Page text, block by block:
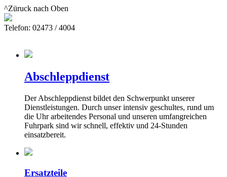
^Züruck nach Oben
Telefon: 02473 / 4004
Abschleppdienst
Der Abschleppdienst bildet den Schwerpunkt unserer
Dienstleistungen. Durch unser intensiv geschultes, rund um
die Uhr arbeitendes Personal und unseren umfangreichen
Fuhrpark sind wir schnell, effektiv und 24-Stunden
einsatzbereit.
Ersatzteile